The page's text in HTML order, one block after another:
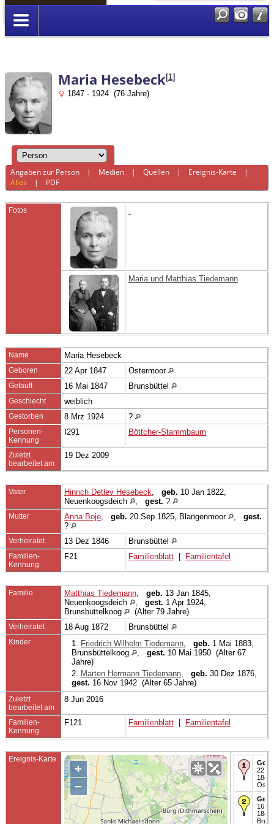
Anmelden
Maria Hesebeck[1]
1847 - 1924 (76 Jahre)
Angaben zur Person | Medien |Quellen | Ereignis-Karte |
Alles | PDF
Fotos
Maria und Matthias Tiedemann
Name Maria Hesebeck
Geboren 22 Apr 1847 Ostermoor
Getauft 16 Mai 1847 Brunsbüttel
Geschlecht weiblich
Gestorben 8 Mrz 1924 ?
Personen-
Kennung
I291 Böttcher-Stammbaum
Zuletzt
bearbeitet am
19 Dez 2009
Vater Hinrich Detlev Hesebeck geb. 10 Jan 1822,
Neuenkoogsdeich
gest. ?
Mutter Anna Boje geb. 20 Sep 1825, Blangenmoor
gest.
?
Verheiratet 13 Dez 1846 Brunsbüttel
Familien-
Kennung
F21 Familienblatt Familientafel
Familie Matthias Tiedemann geb. 13 Jan 1845,
Neuenkoogsdeich
gest. 1 Apr 1924,
Brunsbüttelkoog
(Alter 79 Jahre)
Verheiratet 18 Aug 1872 Brunsbüttel
Kinder 1. Friedrich Wilhelm Tiedemann geb. 1 Mai 1883,
Brunsbüttelkoog
gest. 10 Mai 1950 (Alter 67
Jahre)
2.
Marten Hermann Tiedemann geb. 30 Dez 1876,
gest. 16 Nov 1942 (Alter 65 Jahre)
Zuletzt
bearbeitet am
8 Jun 2016
Familien-
Kennung
F121 Familienblatt Familientafel
Ereignis-Karte
+
−
22
1847
16
1847